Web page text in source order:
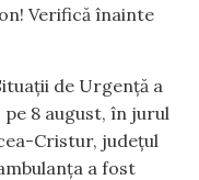
Verifică înainte
de Urgenţă a
8 august, în jurul
Cristur, județul
a fost